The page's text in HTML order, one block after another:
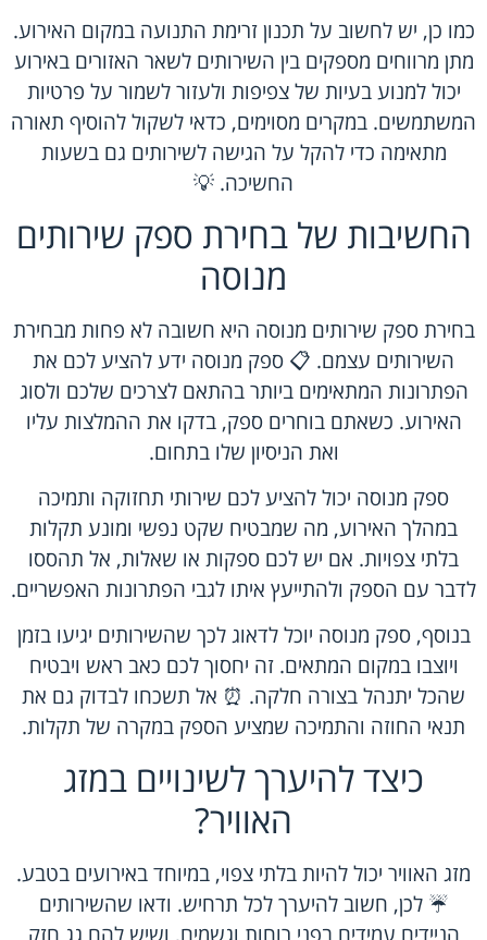
כמו כן, יש לחשוב על תכנון זרימת התנועה במקום האירוע.
מתן מרווחים מספקים בין השירותים לשאר האזורים באירוע
יכול למנוע בעיות של צפיפות ולעזור לשמור על פרטיות
המשתמשים. במקרים מסוימים, כדאי לשקול להוסיף תאורה
מתאימה כדי להקל על הגישה לשירותים גם בשעות
החשיכה. 💡
החשיבות של בחירת ספק שירותים
מנוסה
בחירת ספק שירותים מנוסה היא חשובה לא פחות מבחירת
השירותים עצמם. 📋 ספק מנוסה ידע להציע לכם את
הפתרונות המתאימים ביותר בהתאם לצרכים שלכם ולסוג
האירוע. כשאתם בוחרים ספק, בדקו את ההמלצות עליו
ואת הניסיון שלו בתחום.
ספק מנוסה יכול להציע לכם שירותי תחזוקה ותמיכה
במהלך האירוע, מה שמבטיח שקט נפשי ומונע תקלות
בלתי צפויות. אם יש לכם ספקות או שאלות, אל תהססו
לדבר עם הספק ולהתייעץ איתו לגבי הפתרונות האפשריים.
בנוסף, ספק מנוסה יוכל לדאוג לכך שהשירותים יגיעו בזמן
ויוצבו במקום המתאים. זה יחסוך לכם כאב ראש ויבטיח
שהכל יתנהל בצורה חלקה. ⏰ אל תשכחו לבדוק גם את
תנאי החוזה והתמיכה שמציע הספק במקרה של תקלות.
כיצד להיערך לשינויים במזג
האוויר?
מזג האוויר יכול להיות בלתי צפוי, במיוחד באירועים בטבע.
☔ לכן, חשוב להיערך לכל תרחיש. ודאו שהשירותים
הניידים עמידים בפני רוחות וגשמים, ושיש להם גג חזק